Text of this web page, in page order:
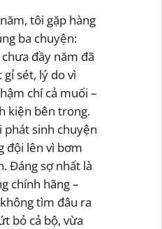
tôi gặp hàng
ba chuyện:
đầy năm đã
gỉ sét, lý do vì
chí cả muối –
kiện bên trong.
phát sinh chuyện
đội lên vì bơm
Đáng sợ nhất là
chính hãng –
tìm đâu ra
bỏ cả bộ, vừa